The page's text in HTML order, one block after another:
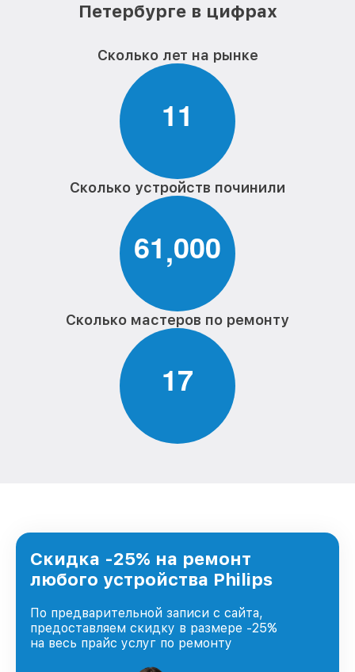
Петербурге в цифрах
Сколько лет на рынке
11
Сколько устройств починили
61,000
Сколько мастеров по ремонту
17
Скидка -25% на ремонт
любого устройства Philips
По предварительной записи с сайта,
предоставляем скидку в размере -25%
на весь прайс услуг по ремонту